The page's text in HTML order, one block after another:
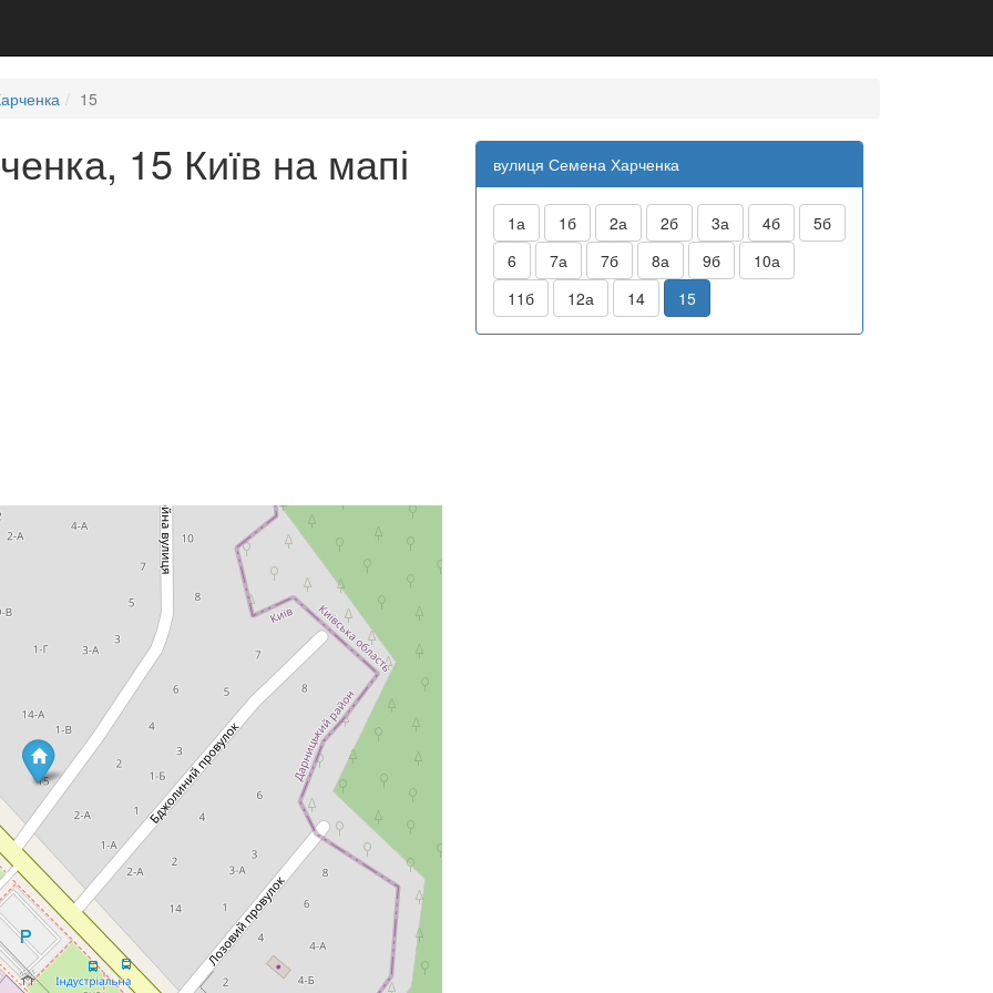
15
15 Київ на мапі вулиця Семена Харченка
1а 1б 2а 2б 3а 4б
5б
6
7а 7б 8а 9б
10а
11б
12а 14 15